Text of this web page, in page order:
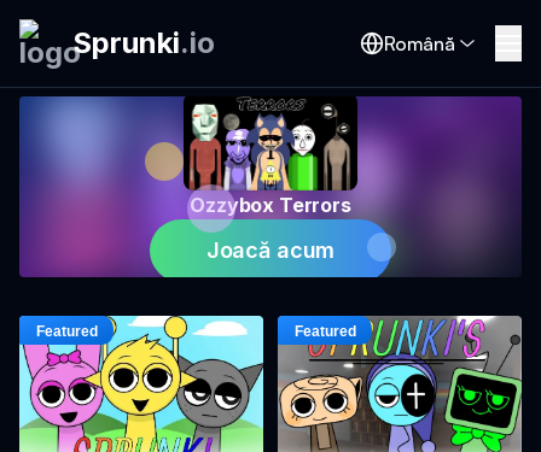
Sprunki.io Română
Ozzybox Terrors
Joacă acum